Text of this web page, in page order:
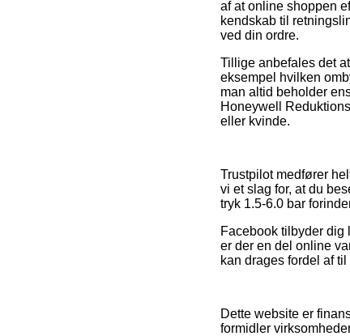
af at online shoppen
kendskab til
ved din ordre.
Tillige anbefales det
eksempel hvilken
man altid beholder
Honeywell
eller kvinde.
Trustpilot medfører
vi et slag for, at du
tryk 1.5-6.0 bar
Facebook tilbyder
er der en del online
kan drages fordel af
Dette website er
formidler